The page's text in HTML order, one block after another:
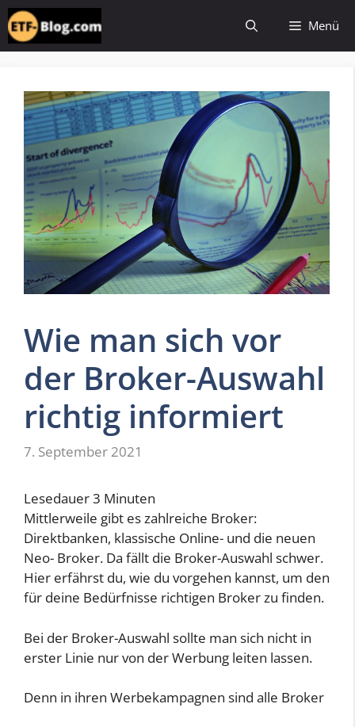
Zum
Inhalt
springen
Menü
Wie man sich vor
der Broker-Auswahl
richtig informiert
7. September 2021
Lesedauer3 Minuten
Mittlerweile gibt es zahlreiche Broker:
Direktbanken, klassische Online- und die neuen
Neo- Broker. Da fällt die Broker-Auswahl schwer.
Hier erfährst du, wie du vorgehen kannst, um den
für deine Bedürfnisse richtigen Broker zu finden.
Bei der Broker-Auswahl sollte man sich nicht in
erster Linie nur von der Werbung leiten lassen.
Denn in ihren Werbekampagnen sind alle Broker